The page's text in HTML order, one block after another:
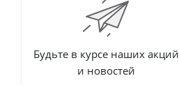
Будьте в курсе наших акций
и новостей